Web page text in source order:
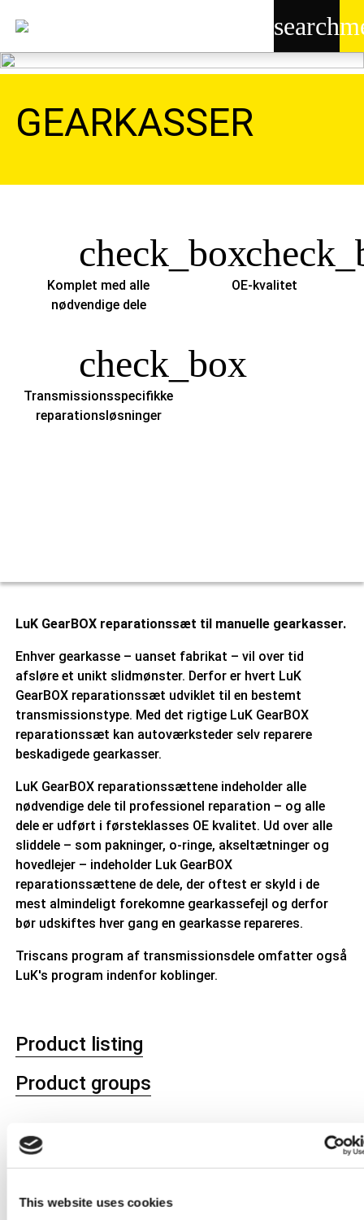
This website uses cookies
search
GEARKASSER
check_box
Komplet med alle
nødvendige dele
OE-kvalitet
check_box
Transmissionsspecifikke
reparationsløsninger
LuK GearBOX reparationssæt til manuelle gearkasser.
Enhver gearkasse – uanset fabrikat – vil over tid
afsløre et unikt slidmønster. Derfor er hvert LuK
GearBOX reparationssæt udviklet til en bestemt
transmissionstype. Med det rigtige LuK GearBOX
reparationssæt kan autoværksteder selv reparere
beskadigede gearkasser.
LuK GearBOX reparationssættene indeholder alle
nødvendige dele til professionel reparation – og alle
dele er udført i førsteklasses OE kvalitet. Ud over alle
sliddele – som pakninger, o-ringe, akseltætninger og
hovedlejer – indeholder Luk GearBOX
reparationssættene de dele, der oftest er skyld i de
mest almindeligt forekomne gearkassefejl og derfor
bør udskiftes hver gang en gearkasse repareres.
Triscans program af transmissionsdele omfatter også
LuK's program indenfor koblinger.
Product listing
Product groups